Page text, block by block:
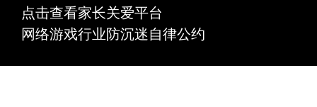
点击查看家长关爱平台
网络游戏行业防沉迷自律公约